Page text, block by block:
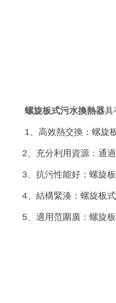
螺旋板式污水換熱器具
1、高效熱交換：螺旋
2、充分利用資源：通
3、抗污性能好：螺旋板
4、結構緊湊：螺旋板式
5、適用范圍廣：螺旋板式